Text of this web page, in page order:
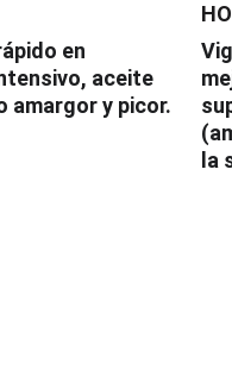
en
aceite
amargor y picor.
la